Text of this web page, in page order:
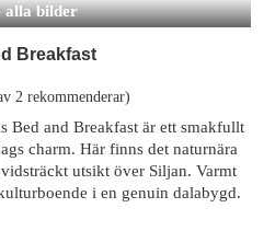
Breakfast
2 rekommenderar)
Bed and Breakfast är ett smakfullt
charm. Här finns det naturnära
utsikt över Siljan. Varmt
i en genuin dalabygd.
alla bilder